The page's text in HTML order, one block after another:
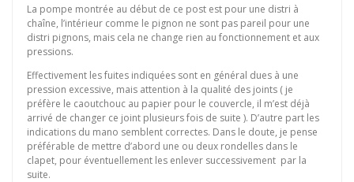
La pompe montrée au début de ce post est pour une distri à
chaîne, l’intérieur comme le pignon ne sont pas pareil pour une
distri pignons, mais cela ne change rien au fonctionnement et aux
pressions.
Effectivement les fuites indiquées sont en général dues à une
pression excessive, mais attention à la qualité des joints ( je
préfère le caoutchouc au papier pour le couvercle, il m’est déjà
arrivé de changer ce joint plusieurs fois de suite ). D’autre part les
indications du mano semblent correctes. Dans le doute, je pense
préférable de mettre d’abord une ou deux rondelles dans le
clapet, pour éventuellement les enlever successivement par la
suite.